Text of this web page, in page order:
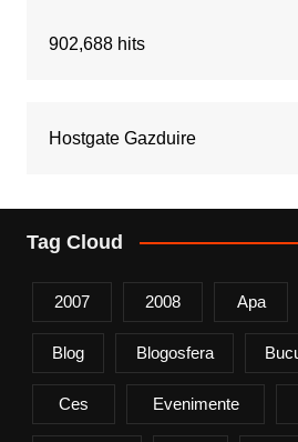
902,688 hits
Hostgate Gazduire
Tag Cloud
2007 2008 Apa
Blog Blogosfera
Ces Evenimente